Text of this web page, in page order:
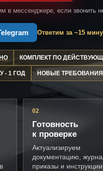
в мессенджере, если звонить
Ответим за ~15
КОМПЛЕКТ ПО
- 1 ГОД НОВЫЕ ТРЕБОВАНИЯ
02
Готовность
к проверке
Актуализируем
документацию,
приказы и